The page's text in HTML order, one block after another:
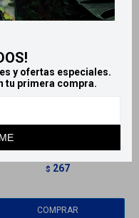
y ofertas especiales.
tu primera compra.
Alikal x12 sobres
$ 267